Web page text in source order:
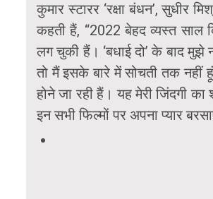
कुमार स्टारर ‘रक्षा बंधन’, सुधीर
कहती हैं, “2022 बेहद व्यस्त साल
लग चुकी हैं। ‘बधाई दो’ के बाद
तो मैं इसके बारे में सोचती तक नहीं
होने जा रही हैं। यह मेरी जिंदगी
इन सभी फिल्मों पर अपना प्यार